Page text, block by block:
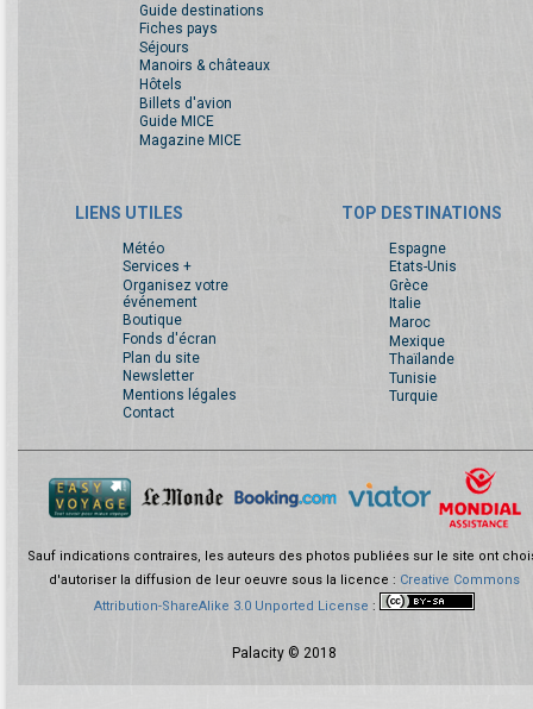
Guide destinations
Fiches pays
Séjours
Manoirs & châteaux
Hôtels
Billets d'avion
Guide MICE
Magazine MICE
LIENS UTILES
Météo
Services +
Organisez votre
événement
Boutique
Fonds d'écran
Plan du site
Newsletter
Mentions légales
Contact
TOP DESTINATIONS
Espagne
Etats-Unis
Grèce
Italie
Maroc
Mexique
Thaïlande
Tunisie
Turquie
Sauf indications contraires, les auteurs des photos publiées sur le site ont
d'autoriser la diffusion de leur oeuvre sous la licence : Creative Commons
Attribution-ShareAlike 3.0 Unported License :
Palacity © 2018